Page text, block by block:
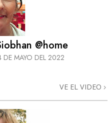
@home
DE MAYO DEL 2022
VE EL VIDEO